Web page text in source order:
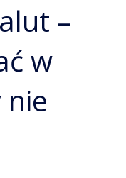
–
w